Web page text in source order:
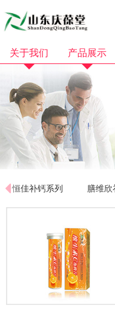
关于我们
企业资质
品牌故事
产品视频
企业视频
产品展示
化妆品
保健食品
恒佳补钙系列 膳维欣